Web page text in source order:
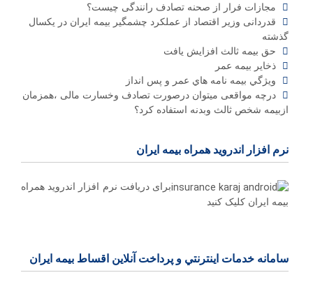
مجازات فرار از صحنه تصادف رانندگی چیست؟
قدردانی وزیر اقتصاد از عملکرد چشمگیر بیمه ایران در یکسال
گذشته
حق بیمه ثالث افزایش یافت
ذخاير بيمه عمر
ويژگي بيمه نامه هاي عمر و پس انداز
درچه مواقعی میتوان درصورت تصادف وخسارت مالی ،همزمان
ازبیمه شخص ثالث وبدنه استفاده کرد؟
نرم افزار اندروید همراه بیمه ایران
برای دریافت نرم افزار اندروید همراه
بیمه ایران کلیک کنید
سامانه خدمات اينترنتي و پرداخت آنلاین اقساط بيمه ايران